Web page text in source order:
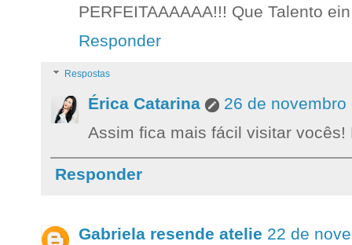
PERFEITAAAAAA!!! Que Talento
Responder
Respostas
Érica Catarina
26 de
Assim fica mais fácil visitar vocês!
Responder
Gabriela resende atelie 22 de